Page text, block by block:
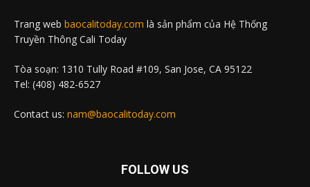
Trang web baocalitoday.com là sản phẩm của Hệ Thống
Truyền Thông Cali Today
Tòa soạn: 1310 Tully Road #109, San Jose, CA 95122
Tel: (408) 482-6527
Contact us: nam@baocalitoday.com
FOLLOW US